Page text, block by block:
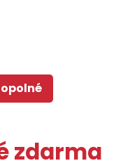
zdarma